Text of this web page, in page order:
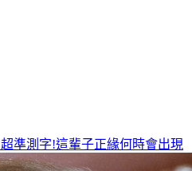
超準測字!這輩子正緣何時會出現